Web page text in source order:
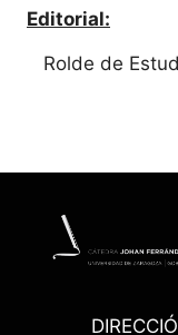
Editorial:
Rolde de